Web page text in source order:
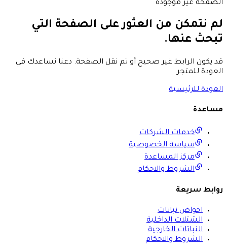
الصفحة غير موجودة
لم نتمكن من العثور على الصفحة التي
تبحث عنها.
قد يكون الرابط غير صحيح أو تم نقل الصفحة. دعنا نساعدك في
العودة للمتجر.
العودة للرئيسية
مساعدة
خدمات الشركات
سياسة الخصوصية
مركز المساعدة
الشروط والاحكام
روابط سريعة
احواض نباتات
الشتلات الداخلية
النباتات الخارجية
الشروط والاحكام